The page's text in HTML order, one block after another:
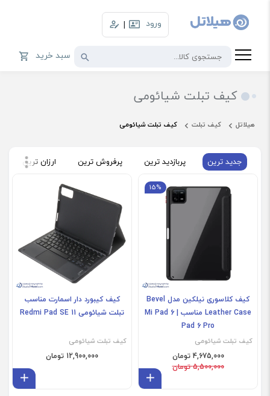
ورود |
سبد خرید
کیف تبلت شیائومی
هیلاتل کیف تبلت کیف تبلت شیائومی
جدید ترین پربازدید ترین پرفروش ترین ارزان ترین
15%
کیف کلاسوری نیلکین مدل Bevel
Leather Case مناسب Mi Pad 6 |
Pad 6 Pro
کیف تبلت شیائومی
4,675,000 تومان
5,500,000 تومان
کیف کیبورد دار اسمارت مناسب
تبلت شیائومی Redmi Pad SE 11
کیف تبلت شیائومی
12,900,000 تومان